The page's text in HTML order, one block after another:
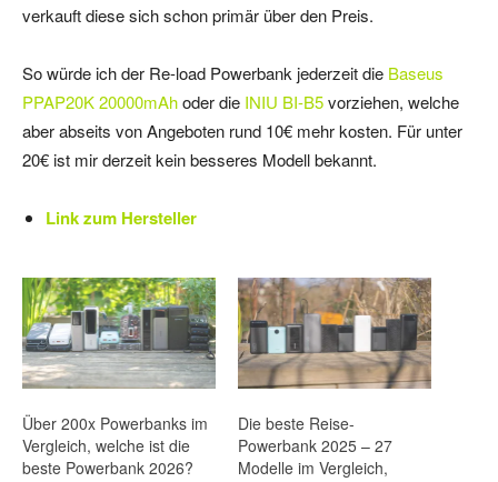
verkauft diese sich schon primär über den Preis.
So würde ich der Re-load Powerbank jederzeit die Baseus
PPAP20K 20000mAhoder die INIU BI-B5vorziehen, welche
aber abseits von Angeboten rund 10€ mehr kosten. Für unter
20€ ist mir derzeit kein besseres Modell bekannt.
Link zum Hersteller
Über 200x Powerbanks im
Vergleich, welche ist die
beste Powerbank 2026?
Die beste Reise-
Powerbank 2025 – 27
Modelle im Vergleich,